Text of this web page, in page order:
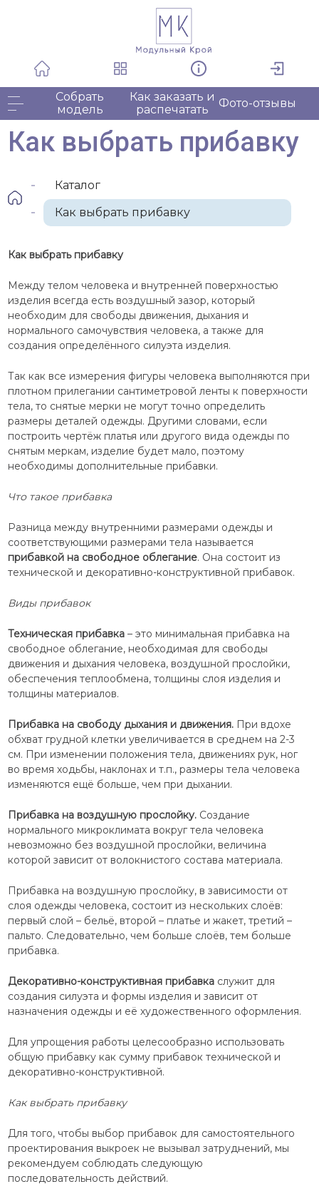
Собрать
модель
Как заказать и
распечатать
Фото-отзывы
Как выбрать прибавку
Каталог
Как выбрать прибавку
Как выбрать прибавку
Между телом человека и внутренней поверхностью
изделия всегда есть воздушный зазор, который
необходим для свободы движения, дыхания и
нормального самочувствия человека, а также для
создания определённого силуэта изделия.
Так как все измерения фигуры человека выполняются при
плотном прилегании сантиметровой ленты к поверхности
тела, то снятые мерки не могут точно определить
размеры деталей одежды. Другими словами, если
построить чертёж платья или другого вида одежды по
снятым меркам, изделие будет мало, поэтому
необходимы дополнительные прибавки.
Что такое прибавка
Разница между внутренними размерами одежды и
соответствующими размерами тела называется
прибавкой на свободное облегание. Она состоит из
технической и декоративно-конструктивной прибавок.
Виды прибавок
Техническая прибавка – это минимальная прибавка на
свободное облегание, необходимая для свободы
движения и дыхания человека, воздушной прослойки,
обеспечения теплообмена, толщины слоя изделия и
толщины материалов.
Прибавка на свободу дыхания и движения. При вдохе
обхват грудной клетки увеличивается в среднем на 2-3
см. При изменении положения тела, движениях рук, ног
во время ходьбы, наклонах и т.п., размеры тела человека
изменяются ещё больше, чем при дыхании.
Прибавка на воздушную прослойку. Создание
нормального микроклимата вокруг тела человека
невозможно без воздушной прослойки, величина
которой зависит от волокнистого состава материала.
Прибавка на воздушную прослойку, в зависимости от
слоя одежды человека, состоит из нескольких слоёв:
первый слой – бельё, второй – платье и жакет, третий –
пальто. Следовательно, чем больше слоёв, тем больше
прибавка.
Декоративно-конструктивная прибавка служит для
создания силуэта и формы изделия и зависит от
назначения одежды и её художественного оформления.
Для упрощения работы целесообразно использовать
общую прибавку как сумму прибавок технической и
декоративно-конструктивной.
Как выбрать прибавку
Для того, чтобы выбор прибавок для самостоятельного
проектирования выкроек не вызывал затруднений, мы
рекомендуем соблюдать следующую
последовательность действий.